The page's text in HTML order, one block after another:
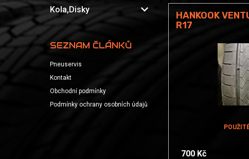
Kola,Disky expand_more
SEZNAM ČLÁNKŮ
Pneuservis
Kontakt
Obchodní podmínky
Podmínky ochrany osobních údajů
HANKOOK
R17
700 Kč